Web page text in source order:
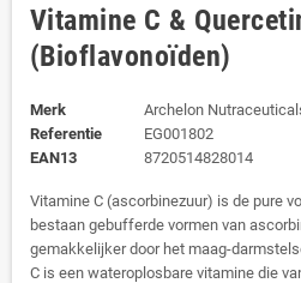
Vitamine C &
(Bioflavonoïden)
Merk
Archelon
Referentie
EG001802
EAN13
8720514828014
Vitamine C (ascorbinezuur) is de pure
bestaan gebufferde vormen van
gemakkelijker door het maag-
C is een wateroplosbare vitamine die